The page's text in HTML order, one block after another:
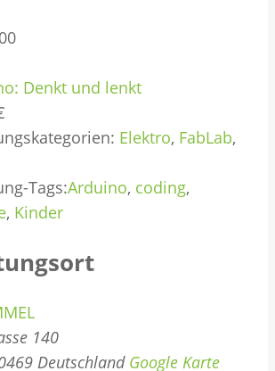
Denkt und lenkt
Elektro, FabLab,
Tags:Arduino, coding,
, Kinder
140
Deutschland Google Karte